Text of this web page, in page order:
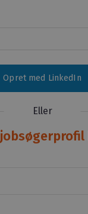
Opret med LinkedIn
Eller
jobsøgerprofil